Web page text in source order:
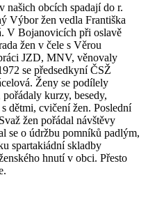
našich obcích spadají do r.
Výbor žen vedla Františka
V Bojanovicích při oslavě
žen v čele s Věrou
JZD, MNV, věnovaly
se předsedkyní ČSŽ
Ženy se podílely
kurzy, besedy,
dětmi, cvičení žen. Poslední
žen pořádal návštěvy
se o údržbu pomníků padlým,
spartakiádní skladby
hnutí v obci. Přesto